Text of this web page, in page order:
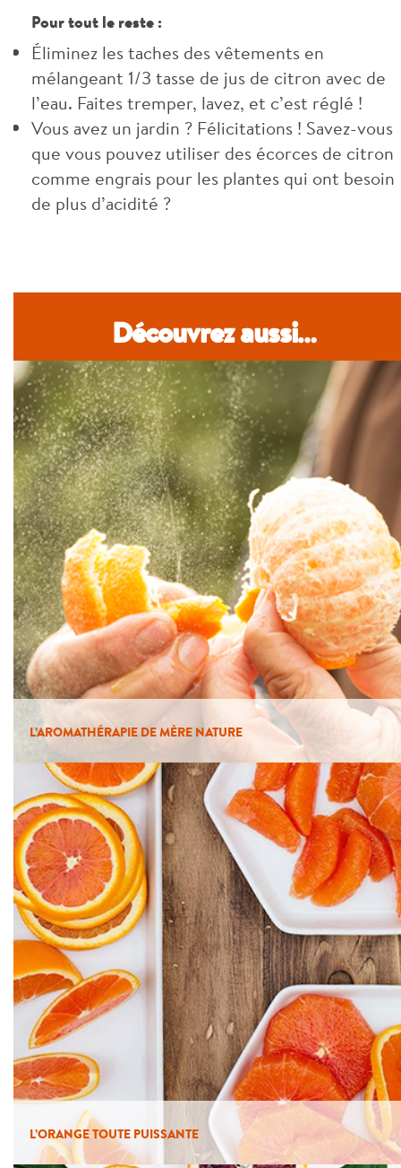
Pour tout le reste :
Éliminez les taches des vêtements en
mélangeant 1/3 tasse de jus de citron avec de
l’eau. Faites tremper, lavez, et c’est réglé !
Vous avez un jardin ? Félicitations ! Savez-vous
que vous pouvez utiliser des écorces de citron
comme engrais pour les plantes qui ont besoin
de plus d’acidité ?
Découvrez aussi…
L’AROMATHÉRAPIE DE MÈRE NATURE
L’ORANGE TOUTE PUISSANTE